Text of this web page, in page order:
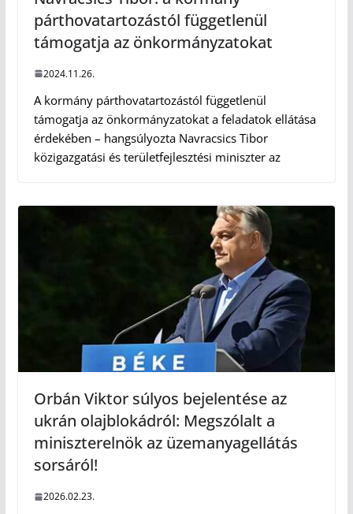
párthovatartozástól függetlenül
támogatja az önkormányzatokat
2024.11.26.
A kormány párthovatartozástól függetlenül
támogatja az önkormányzatokat a feladatok ellátása
érdekében – hangsúlyozta Navracsics Tibor
közigazgatási és területfejlesztési miniszter az
Orbán Viktor súlyos bejelentése az
ukrán olajblokádról: Megszólalt a
miniszterelnök az üzemanyagellátás
sorsáról!
2026.02.23.